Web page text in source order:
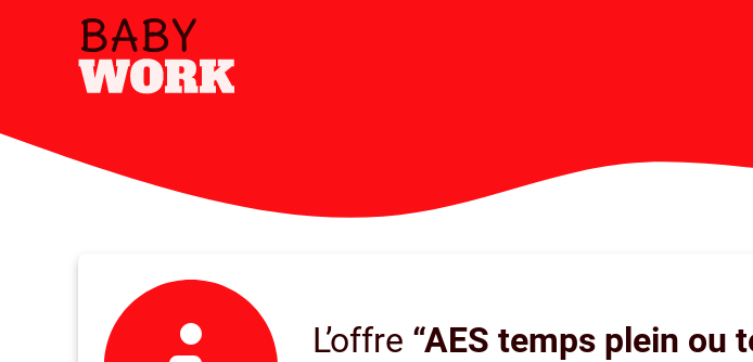
L’offre “AES temps plein ou